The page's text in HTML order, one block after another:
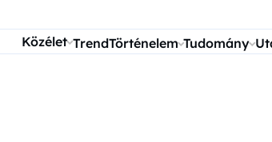
Közélet TrendTörténelem Tudomány